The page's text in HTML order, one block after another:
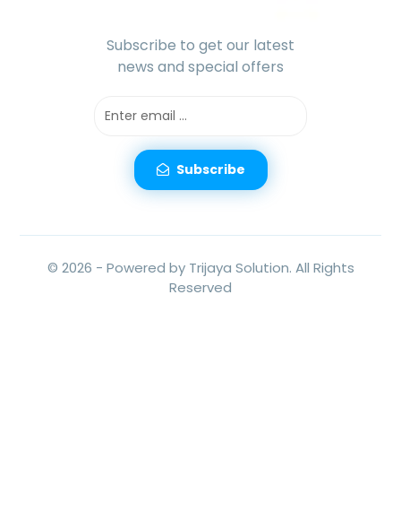
Subscribe to get our latest
news and special offers
Subscribe
© 2026 - Powered by Trijaya Solution. All Rights
Reserved